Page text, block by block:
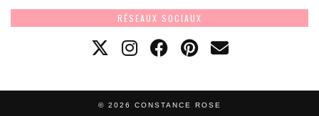
RÉSEAUX SOCIAUX
© 2026 CONSTANCE ROSE